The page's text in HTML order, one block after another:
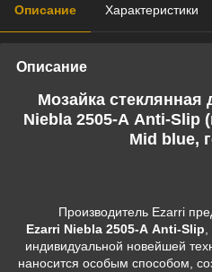
Описание Характеристики
Описание
Мозайка стеклянная
Niebla 2505-А Anti-Slip
Mid blue,
Производитель Ezarri
Ezarri Niebla 2505-А Anti-Slip,
индивидуальной новейшей
наносится особым способом,